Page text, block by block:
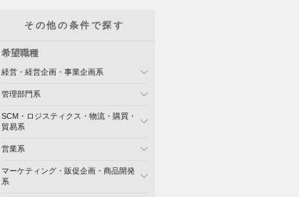
その他の条件で探す
希望職種
経営・経営企画・事業企画系
管理部門系
SCM・ロジスティクス・物流・購買・
貿易系
営業系
マーケティング・販促企画・商品開発
系